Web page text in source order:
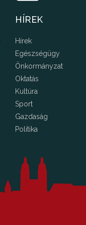
HÍREK
Hírek
Egészségügy
Önkormányzat
Oktatás
Kultúra
Sport
Gazdaság
Politika